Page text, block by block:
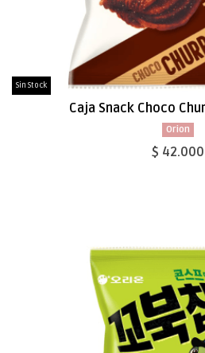
Sin Stock
Caja Snack Choco
Orion
$ 42.000